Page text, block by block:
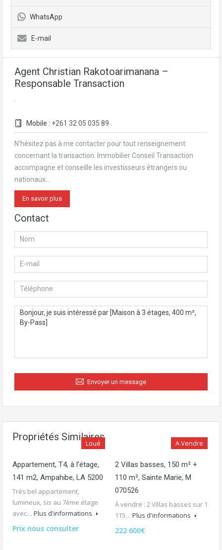
WhatsApp
E-mail
Agent Christian Rakotoarimanana –
Responsable Transaction
Mobile : +261 32 05 035 89
N’hésitez pas à me contacter pour tout renseignement
concernant la transaction. Immobilier Conseil Transaction
accompagne et conseille les investisseurs étrangers ou
nationaux…
En savoir plus
Contact
Envoyer un message
Propriétés Similaires
Loué
Appartement, T4, à l’étage,
141 m2, Ampahibe, LA 5200
Très bel appartement,
lumineux, sis au 7ème étage
avec… Plus d'informations
Prix nous consulter
A Vendre
2 Villas basses, 150 m² +
110 m², Sainte Marie, M
070526
À vendre : 2 Villas basses sur 1
115… Plus d'informations
222 600€